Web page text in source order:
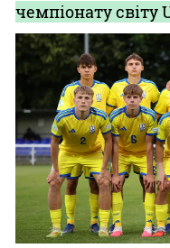
чемпіонату світу